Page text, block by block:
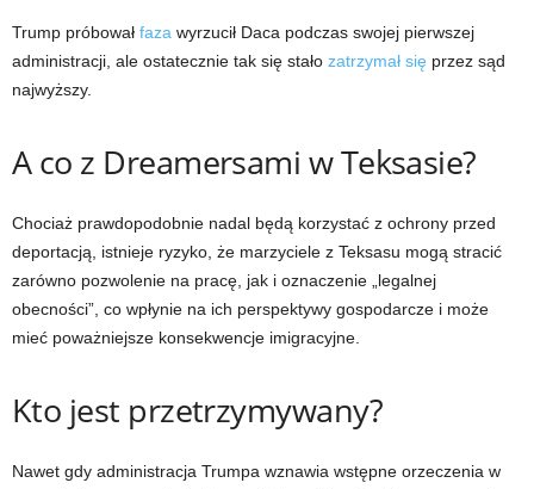
Trump próbował faza wyrzucił Daca podczas swojej pierwszej
administracji, ale ostatecznie tak się stało zatrzymał się przez sąd
najwyższy.
A co z Dreamersami w Teksasie?
Chociaż prawdopodobnie nadal będą korzystać z ochrony przed
deportacją, istnieje ryzyko, że marzyciele z Teksasu mogą stracić
zarówno pozwolenie na pracę, jak i oznaczenie „legalnej
obecności”, co wpłynie na ich perspektywy gospodarcze i może
mieć poważniejsze konsekwencje imigracyjne.
Kto jest przetrzymywany?
Nawet gdy administracja Trumpa wznawia wstępne orzeczenia w